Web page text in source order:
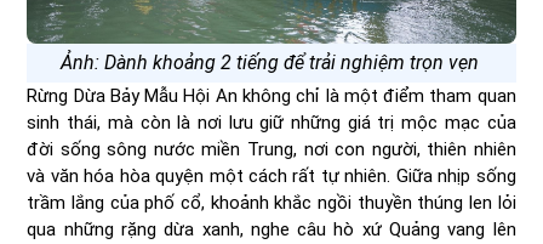
Ảnh: Dành khoảng 2 tiếng để trải nghiệm trọn vẹn
Rừng Dừa Bảy Mẫu Hội An không chỉ là một điểm tham quan
sinh thái, mà còn là nơi lưu giữ những giá trị mộc mạc của
đời sống sông nước miền Trung, nơi con người, thiên nhiên
và văn hóa hòa quyện một cách rất tự nhiên. Giữa nhịp sống
trầm lắng của phố cổ, khoảnh khắc ngồi thuyền thúng len lỏi
qua những rặng dừa xanh, nghe câu hò xứ Quảng vang lên